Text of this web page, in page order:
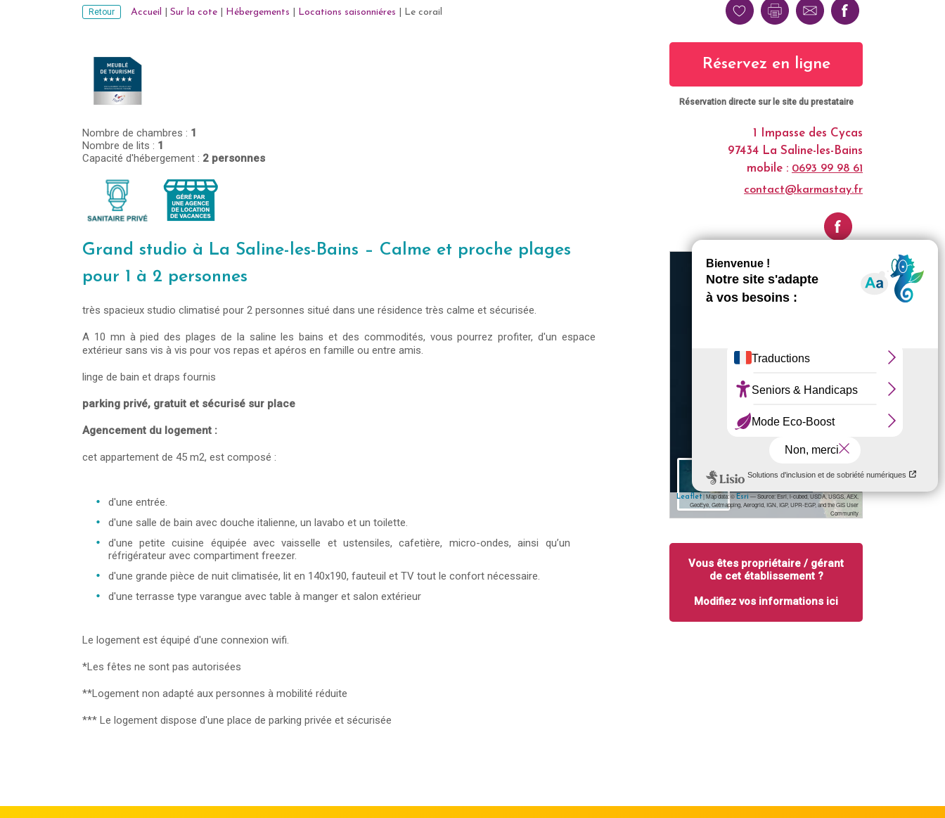
Retour Accueil Sur la cote Hébergements Locations saisonniéres Le corail
Nombre de chambres : 1
Nombre de lits : 1
Capacité d'hébergement : 2 personnes
Grand studio à La Saline-les-Bains – Calme et proche plages
pour 1 à 2 personnes
très spacieux studio climatisé pour 2 personnes situé dans une résidence très calme et sécurisée.
A 10 mn à pied des plages de la saline les bains et des commodités, vous pourrez profiter, d'un espace
extérieur sans vis à vis pour vos repas et apéros en famille ou entre amis.
linge de bain et draps fournis
parking privé, gratuit et sécurisé sur place
Agencement du logement :
cet appartement de 45 m2, est composé :
d'une entrée.
d'une salle de bain avec douche italienne, un lavabo et un toilette.
d'une petite cuisine équipée avec vaisselle et ustensiles, cafetière, micro-ondes, ainsi qu’un
réfrigérateur avec compartiment freezer.
d'une grande pièce de nuit climatisée, lit en 140x190, fauteuil et TV tout le confort nécessaire.
d'une terrasse type varangue avec table à manger et salon extérieur
Le logement est équipé d'une connexion wifi.
*Les fêtes ne sont pas autorisées
**Logement non adapté aux personnes à mobilité réduite
*** Le logement dispose d'une place de parking privée et sécurisée
Réservez en ligne
Réservation directe sur le site du prestataire
1 Impasse des Cycas
97434 La Saline-les-Bains
mobile : 0693 99 98 61
contact@karmastay.fr
+
Leaflet| Map data: © Esri — Source: Esri, i-cubed, USDA, USGS, AEX,
GeoEye, Getmapping, Aerogrid, IGN, IGP, UPR-EGP, and the GIS User
Community
Vous êtes propriétaire / gérant
de cet établissement ?
Modifiez vos informations ici